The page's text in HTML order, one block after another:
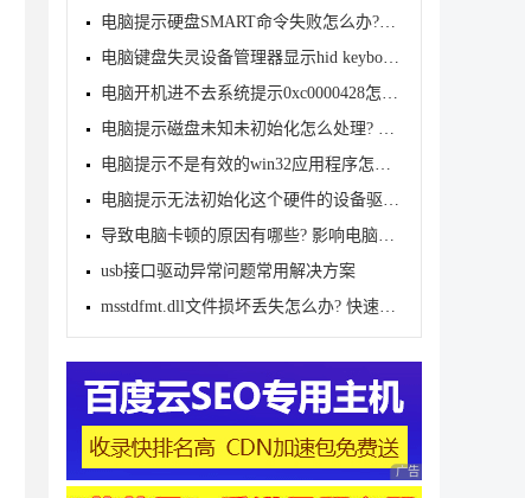
电脑提示硬盘SMART命令失败怎么办? SMART错误解决办法
电脑键盘失灵设备管理器显示hid keyboard device黄色
电脑开机进不去系统提示0xc0000428怎么办? 0xc0000428
电脑提示磁盘未知未初始化怎么处理? 磁盘未知没有初始
电脑提示不是有效的win32应用程序怎么办? 原因分析与
电脑提示无法初始化这个硬件的设备驱动程序代码37怎么
导致电脑卡顿的原因有哪些? 影响电脑卡顿的原因和解决
usb接口驱动异常问题常用解决方案
msstdfmt.dll文件损坏丢失怎么办? 快速的修复msstdfmt
广告 商业广告，理性